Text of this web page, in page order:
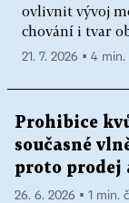
ovlivnit vývoj
chování i tvar
21. 7. 2026 ▪ 4
Prohibice
současné
proto prodej
26. 6. 2026 ▪ 1 min.